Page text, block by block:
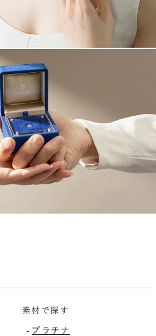
素材で探す
- プラチナ